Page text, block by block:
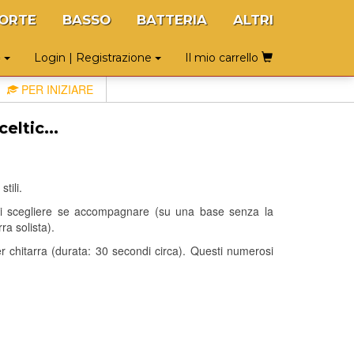
BASSO BATTERIA ALTRI
Login | Registrazione Il mio carrello
PER INIZIARE
se accompagnare (su una base senza la
solista).
(durata: 30 secondi circa). Questi numerosi